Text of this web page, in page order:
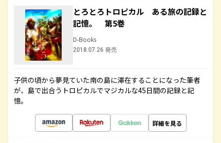
とろとろトロピカル ある旅の記録と
記憶。 第5巻
D-Books
2018.07.26 発売
子供の頃から夢見ていた南の島に滞在することになった筆者
が、島で出合うトロピカルでマジカルな45日間の記録と記
憶。
詳細を見る